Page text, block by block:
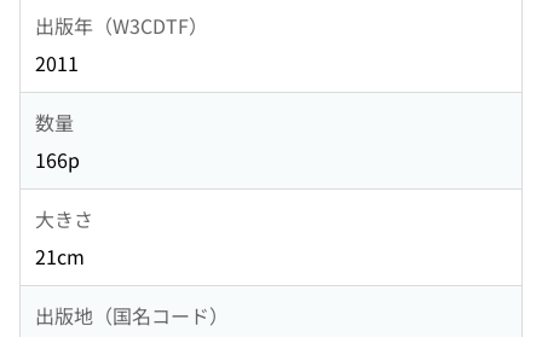
出版年（W3CDTF）
2011
数量
166p
大きさ
21cm
出版地（国名コード）